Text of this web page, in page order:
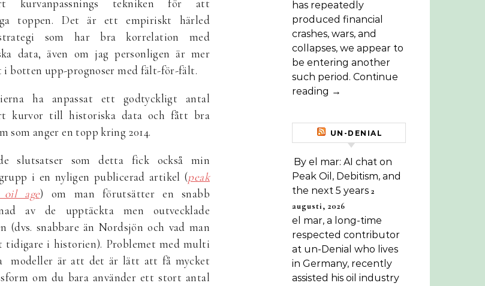
kurvanpassnings tekniken för att
toppen. Det är ett empiriskt härled
som har bra korrelation med
data, även om jag personligen är mer
botten upp-prognoser med fält-för-fält.
ha anpassat ett godtyckligt antal
kurvor till historiska data och fått bra
som anger en topp kring 2014.
slutsatser som detta fick också min
i en nyligen publicerad artikel (peak
age) om man förutsätter en snabb
av de upptäckta men outvecklade
(dvs. snabbare än Nordsjön och vad man
tidigare i historien). Problemet med multi
modeller är att det är lätt att få mycket
om du bara använder ett stort antal
has repeatedly
produced financial
crashes, wars, and
collapses, we appear to
be entering another
such period. Continue
reading →
UN-DENIAL
By el mar: AI chat on
Peak Oil, Debitism, and
the next 5 years 2
augusti, 2026
el mar, a long-time
respected contributor
at un-Denial who lives
in Germany, recently
assisted his oil industry